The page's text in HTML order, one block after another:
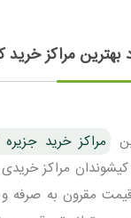
بهترین مراکز
مراکز خرید
مراکز
مقرون به صرفه و